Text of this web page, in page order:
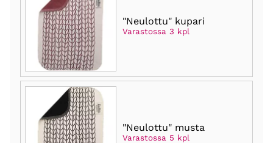
"Neulottu" kupari
Varastossa 3 kpl
"Neulottu" musta
Varastossa 5 kpl